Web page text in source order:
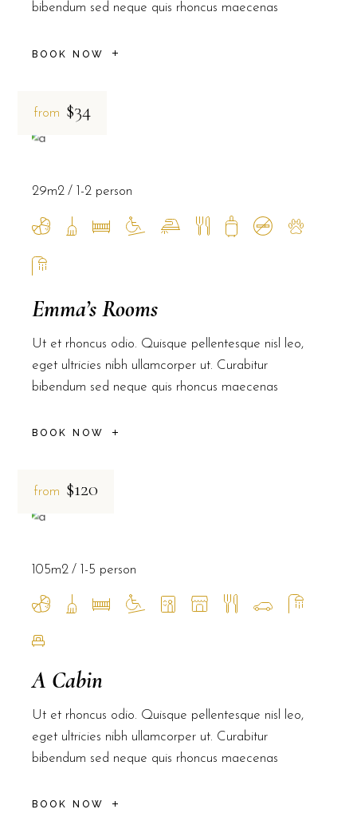
bibendum sed neque quis rhoncus maecenas
BOOK NOW
from $34
Emma’s Rooms
Ut et rhoncus odio. Quisque pellentesque nisl leo,
eget ultricies nibh ullamcorper ut. Curabitur
bibendum sed neque quis rhoncus maecenas
BOOK NOW
29m2 1-2 person
from $120
A Cabin
Ut et rhoncus odio. Quisque pellentesque nisl leo,
eget ultricies nibh ullamcorper ut. Curabitur
bibendum sed neque quis rhoncus maecenas
BOOK NOW
105m2 1-5 person